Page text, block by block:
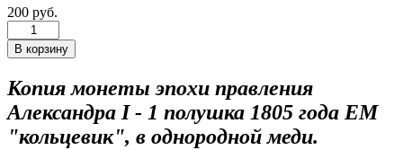
200 руб.
Копия монеты эпохи правления
Александра I - 1 полушка 1805 года ЕМ
"кольцевик", в однородной меди.